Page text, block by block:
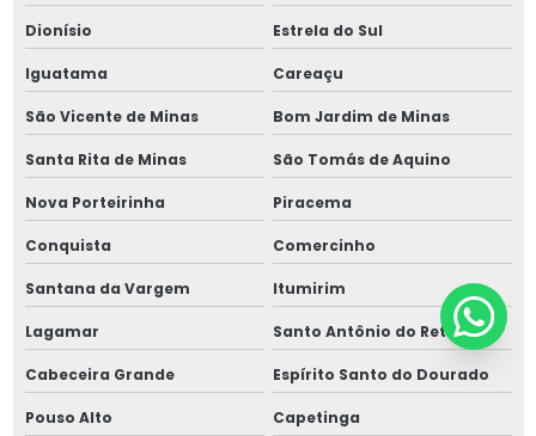
Dionísio Estrela do Sul
Iguatama Careaçu
São Vicente de Minas Bom Jardim de Minas
Santa Rita de Minas São Tomás de Aquino
Nova Porteirinha Piracema
Conquista Comercinho
Santana da Vargem Itumirim
Lagamar Santo Antônio do Retiro
Cabeceira Grande Espírito Santo do Dourado
Pouso Alto Capetinga